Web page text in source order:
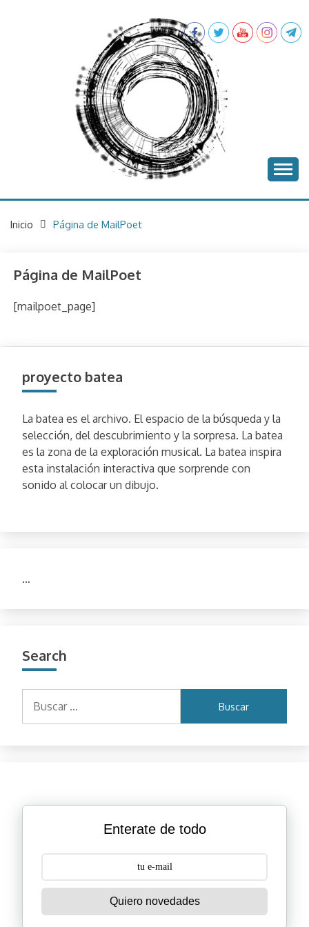
BATEA
Inicio Página de MailPoet
Página de MailPoet
[mailpoet_page]
proyecto batea
La batea es el archivo. El espacio de la búsqueda y la
selección, del descubrimiento y la sorpresa. La batea
es la zona de la exploración musical. La batea inspira
esta instalación interactiva que sorprende con
sonido al colocar un dibujo.
…
Search
Enterate de todo
Quiero novedades